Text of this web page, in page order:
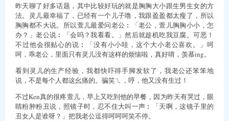
昨天聊了好多话题，其中比较好玩的就是胸胸大小跟生男生女的方
法。灵儿最幸福了，已经有一个儿子噜，我跟盈盈都太瘦了，所以
胸胸都不大说。所以萱儿最爱问老公︰「老公，萱儿胸胸小小，怎
办？」老公说︰「会吗？我看看。」然后就趁机吃我豆腐。可恶！
不过他会很贴心的说︰「没有小小哇，这个大小老公喜欢。」呵
呵，乖老公，里面只有灵儿没有这样的烦恼啦，真好唷，羡慕ing。
看到灵儿的生产经验，我都快吓得手脚发软了，我老公还笨笨地
说，不是每个人都这幺痛的。骗笑ㄟ，哼，他又没有生过！
不过Ken真的很疼萱儿，早上又吃到他的早餐，因为昨天有哭过，眼
睛粉肿粉丑说，照镜子时，忍不住大叫一声︰「天啊，这镜子里的
丑女人是谁呀？」把我老公逗得呵呵呵笑不停。